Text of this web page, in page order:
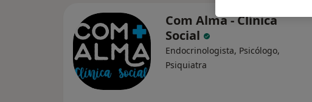
Com Alma - Clínica
Social
Endocrinologista, Psicólogo,
Psiquiatra